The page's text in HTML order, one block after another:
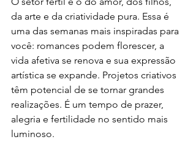
da arte e da criatividade pura. Essa é
uma das semanas mais inspiradas para
você: romances podem florescer, a
vida afetiva se renova e sua expressão
artística se expande. Projetos criativos
têm potencial de se tornar grandes
realizações. É um tempo de prazer,
alegria e fertilidade no sentido mais
luminoso.